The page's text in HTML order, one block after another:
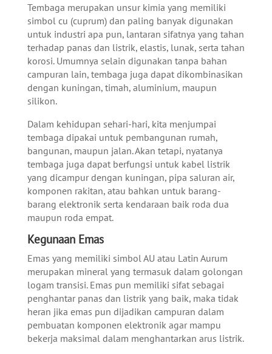
Tembaga merupakan unsur kimia yang memiliki
simbol cu (cuprum) dan paling banyak digunakan
untuk industri apa pun, lantaran sifatnya yang tahan
terhadap panas dan listrik, elastis, lunak, serta tahan
korosi. Umumnya selain digunakan tanpa bahan
campuran lain, tembaga juga dapat dikombinasikan
dengan kuningan, timah, aluminium, maupun
silikon.
Dalam kehidupan sehari-hari, kita menjumpai
tembaga dipakai untuk pembangunan rumah,
bangunan, maupun jalan. Akan tetapi, nyatanya
tembaga juga dapat berfungsi untuk kabel listrik
yang dicampur dengan kuningan, pipa saluran air,
komponen rakitan, atau bahkan untuk barang-
barang elektronik serta kendaraan baik roda dua
maupun roda empat.
Kegunaan Emas
Emas yang memiliki simbol AU atau Latin Aurum
merupakan mineral yang termasuk dalam golongan
logam transisi. Emas pun memiliki sifat sebagai
penghantar panas dan listrik yang baik, maka tidak
heran jika emas pun dijadikan campuran dalam
pembuatan komponen elektronik agar mampu
bekerja maksimal dalam menghantarkan arus listrik.